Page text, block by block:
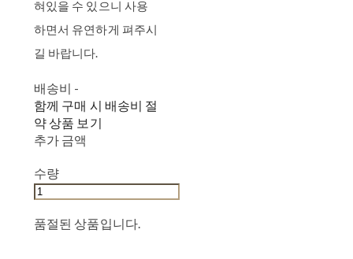
혀있을 수 있으니 사용
하면서 유연하게 펴주시
길 바랍니다.
배송비 -
함께 구매 시 배송비 절
약 상품 보기
추가 금액
수량
품절된 상품입니다.